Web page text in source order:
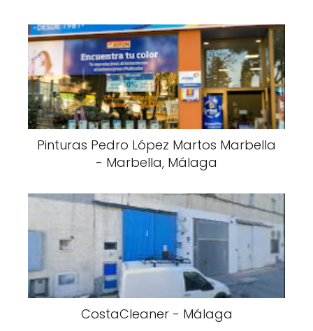
Pinturas Pedro López Martos Marbella
- Marbella, Málaga
CostaCleaner - Málaga